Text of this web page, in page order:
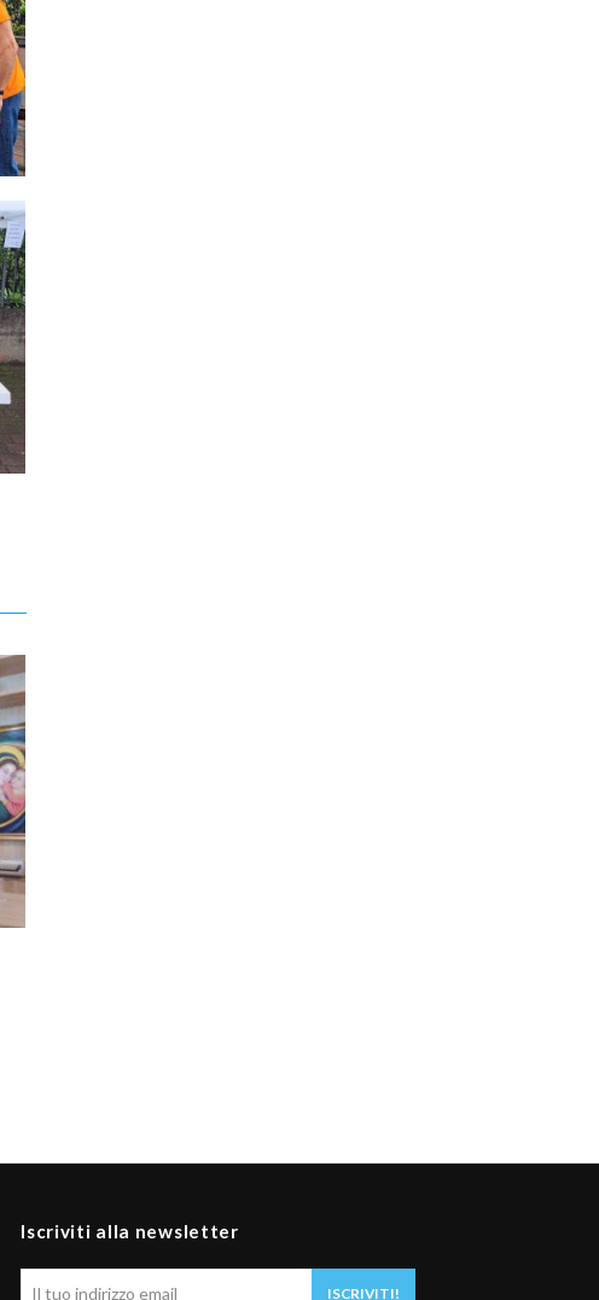
Iscriviti alla newsletter
ISCRIVITI!